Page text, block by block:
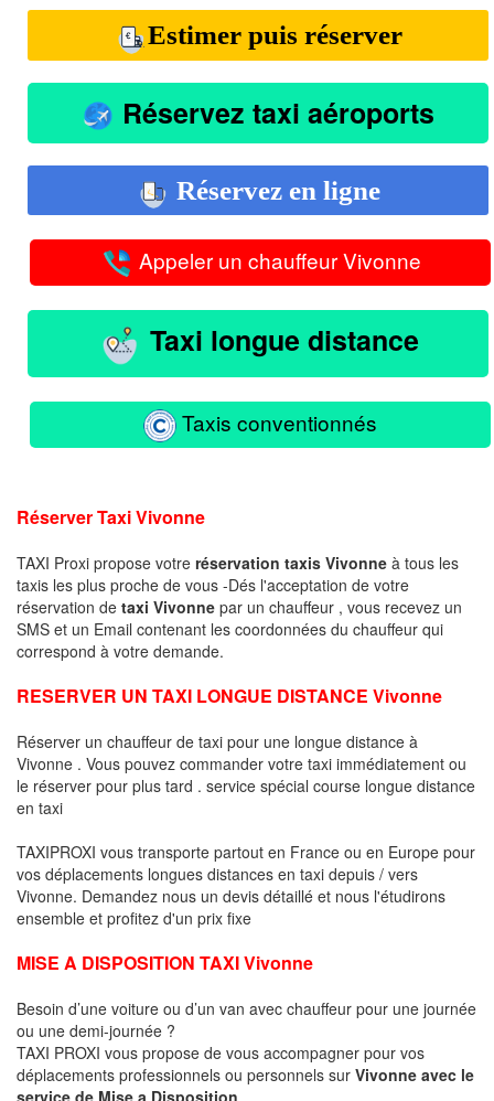
Estimer puis réserver
Réservez taxi aéroports
Réservez en ligne
Appeler un chauffeur Vivonne
Taxi longue distance
Taxis conventionnés
Réserver Taxi Vivonne
TAXI Proxi propose votre réservation taxis Vivonne à tous les
taxis les plus proche de vous -Dés l'acceptation de votre
réservation de taxi Vivonne par un chauffeur , vous recevez un
SMS et un Email contenant les coordonnées du chauffeur qui
correspond à votre demande.
RESERVER UN TAXI LONGUE DISTANCE Vivonne
Réserver un chauffeur de taxi pour une longue distance à
Vivonne . Vous pouvez commander votre taxi immédiatement ou
le réserver pour plus tard . service spécial course longue distance
en taxi
TAXIPROXI vous transporte partout en France ou en Europe pour
vos déplacements longues distances en taxi depuis / vers
Vivonne. Demandez nous un devis détaillé et nous l'étudirons
ensemble et profitez d'un prix fixe
MISE A DISPOSITION TAXI Vivonne
Besoin d’une voiture ou d’un van avec chauffeur pour une journée
ou une demi-journée ?
TAXI PROXI vous propose de vous accompagner pour vos
déplacements professionnels ou personnels sur Vivonne avec le
service de Mise a Disposition